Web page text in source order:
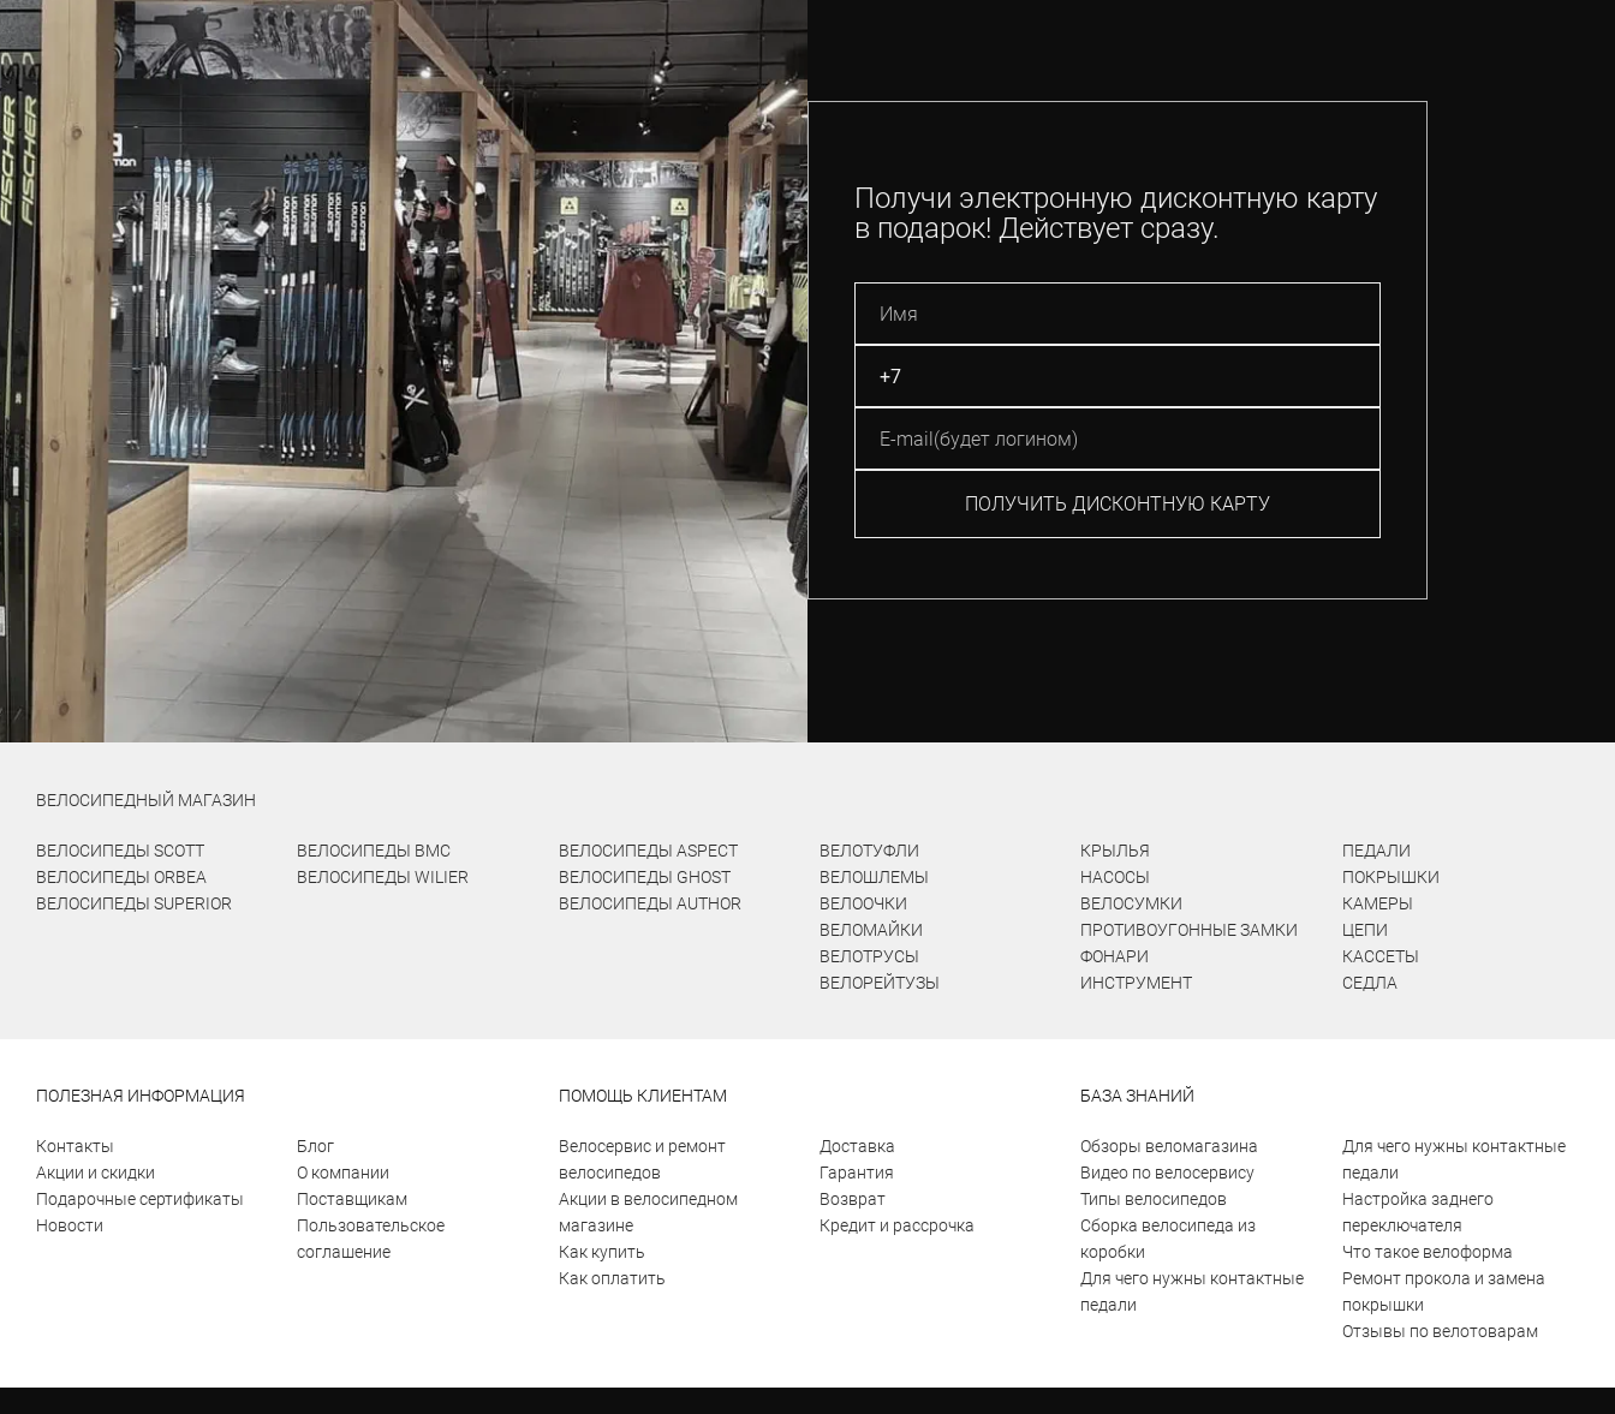
Получи электронную дисконтную карту
в подарок! Действует сразу.
ПОЛУЧИТЬ ДИСКОНТНУЮ КАРТУ
ВЕЛОСИПЕДНЫЙ МАГАЗИН
ВЕЛОСИПЕДЫ SCOTT
ВЕЛОСИПЕДЫ ORBEA
ВЕЛОСИПЕДЫ SUPERIOR
ВЕЛОСИПЕДЫ BMC
ВЕЛОСИПЕДЫ WILIER
ВЕЛОСИПЕДЫ ASPECT
ВЕЛОСИПЕДЫ GHOST
ВЕЛОСИПЕДЫ AUTHOR
ВЕЛОТУФЛИ
ВЕЛОШЛЕМЫ
ВЕЛООЧКИ
ВЕЛОМАЙКИ
ВЕЛОТРУСЫ
ВЕЛОРЕЙТУЗЫ
КРЫЛЬЯ
НАСОСЫ
ВЕЛОСУМКИ
ПРОТИВОУГОННЫЕ ЗАМКИ
ФОНАРИ
ИНСТРУМЕНТ
ПЕДАЛИ
ПОКРЫШКИ
КАМЕРЫ
ЦЕПИ
КАССЕТЫ
СЕДЛА
ПОЛЕЗНАЯ ИНФОРМАЦИЯ
Контакты
Акции и скидки
Подарочные сертификаты
Новости
Блог
О компании
Поставщикам
Пользовательское
соглашение
ПОМОЩЬ КЛИЕНТАМ
Велосервис и ремонт
велосипедов
Акции в велосипедном
магазине
Как купить
Как оплатить
Доставка
Гарантия
Возврат
Кредит и рассрочка
БАЗА ЗНАНИЙ
Обзоры веломагазина
Видео по велосервису
Типы велосипедов
Сборка велосипеда из
коробки
Для чего нужны контактные
педали
Для чего нужны контактные
педали
Настройка заднего
переключателя
Что такое велоформа
Ремонт прокола и замена
покрышки
Отзывы по велотоварам